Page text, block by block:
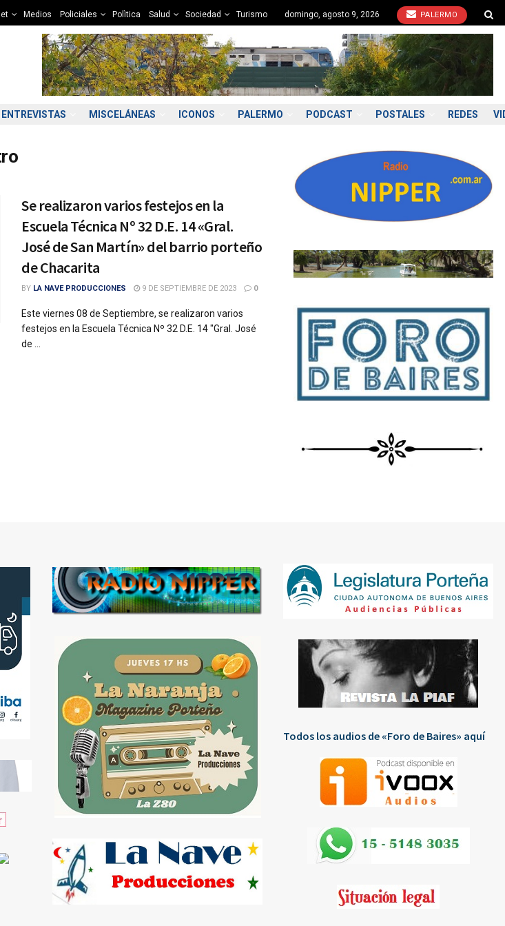
Medios Policiales Polìtica Salud Sociedad Turismo domingo, agosto 9, 2026 PALERMO
ENTREVISTAS MISCELÁNEAS ICONOS PALERMO PODCAST POSTALES REDES
Se realizaron varios festejos en la
Escuela Técnica Nº 32 D.E. 14 «Gral.
José de San Martín» del barrio porteño
de Chacarita
BY LA NAVE PRODUCCIONES 9 DE SEPTIEMBRE DE 2023 0
Este viernes 08 de Septiembre, se realizaron varios
festejos en la Escuela Técnica Nº 32 D.E. 14 "Gral. José
de ...
Todos los audios de «Foro de Baires» aquí